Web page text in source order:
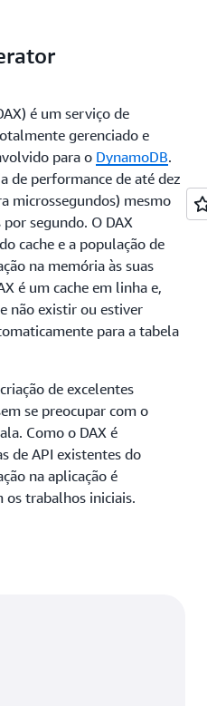
é um serviço de
gerenciado e
para o DynamoDB.
de performance de até dez
microssegundos) mesmo
segundo. O DAX
cache e a população de
na memória às suas
é um cache em linha e,
não existir ou estiver
para a tabela
de excelentes
se preocupar com o
Como o DAX é
de API existentes do
na aplicação é
os trabalhos iniciais.